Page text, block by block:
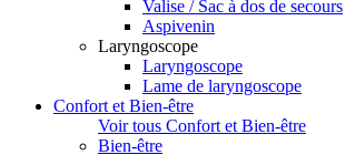
Valise / Sac à dos de secours
Aspivenin
Laryngoscope
Laryngoscope
Lame de laryngoscope
Confort et Bien-être
Voir tous Confort et Bien-être
Bien-être